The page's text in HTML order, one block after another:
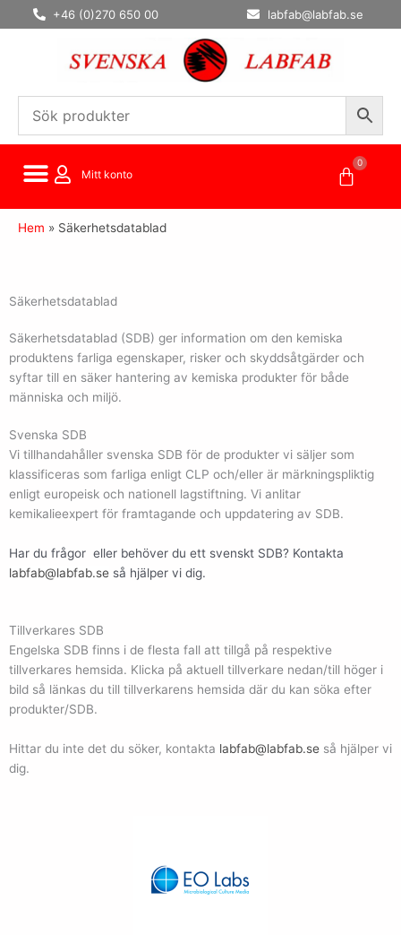
Hoppa
till
+46 (0)270 650 00 labfab@labfab.se
Mitt konto
0
Hem » Säkerhetsdatablad
Säkerhetsdatablad
Säkerhetsdatablad (SDB) ger information om den kemiska
produktens farliga egenskaper, risker och skyddsåtgärder och
syftar till en säker hantering av kemiska produkter för både
människa och miljö.
Svenska SDB
Vi tillhandahåller svenska SDB för de produkter vi säljer som
klassificeras som farliga enligt CLP och/eller är märkningspliktig
enligt europeisk och nationell lagstiftning. Vi anlitar
kemikalieexpert för framtagande och uppdatering av SDB.
Har du frågor eller behöver du ett svenskt SDB? Kontakta
labfab@labfab.se så hjälper vi dig.
Tillverkares SDB
Engelska SDB finns i de flesta fall att tillgå på respektive
tillverkares hemsida. Klicka på aktuell tillverkare nedan/till höger i
bild så länkas du till tillverkarens hemsida där du kan söka efter
produkter/SDB.
Hittar du inte det du söker, kontakta labfab@labfab.se så hjälper vi
dig.